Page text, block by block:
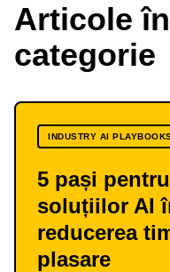
Articole
categorie
INDUSTRY AI
5 pași
soluțiilor AI
reducerea
plasare